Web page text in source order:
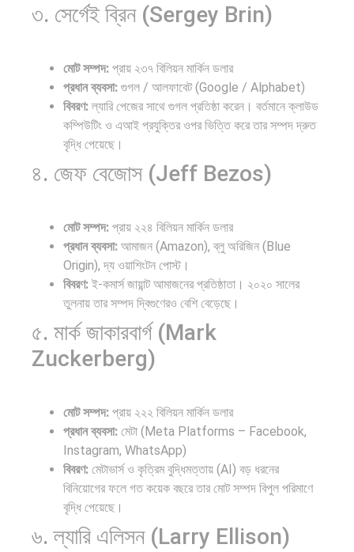
৩. সের্গেই ব্রিন (Sergey Brin)
মোট সম্পদ: প্রায় ২৩৭ বিলিয়ন মার্কিন ডলার
প্রধান ব্যবসা: গুগল / আলফাবেট (Google / Alphabet)
বিবরণ: ল্যারি পেজের সাথে গুগল প্রতিষ্ঠা করেন। বর্তমানে ক্লাউড
কম্পিউটিং ও এআই প্রযুক্তির ওপর ভিত্তি করে তার সম্পদ দ্রুত
বৃদ্ধি পেয়েছে।
৪. জেফ বেজোস (Jeff Bezos)
মোট সম্পদ: প্রায় ২২৪ বিলিয়ন মার্কিন ডলার
প্রধান ব্যবসা: আমাজন (Amazon), ব্লু অরিজিন (Blue
Origin), দ্য ওয়াশিংটন পোস্ট।
বিবরণ: ই-কমার্স জায়ান্ট আমাজনের প্রতিষ্ঠাতা। ২০২০ সালের
তুলনায় তার সম্পদ দ্বিগুণেরও বেশি বেড়েছে।
৫. মার্ক জাকারবার্গ (Mark
Zuckerberg)
মোট সম্পদ: প্রায় ২২২ বিলিয়ন মার্কিন ডলার
প্রধান ব্যবসা: মেটা (Meta Platforms – Facebook,
Instagram, WhatsApp)
বিবরণ: মেটাভার্স ও কৃত্রিম বুদ্ধিমত্তায় (AI) বড় ধরনের
বিনিয়োগের ফলে গত কয়েক বছরে তার মোট সম্পদ বিপুল পরিমাণে
বৃদ্ধি পেয়েছে।
৬. ল্যারি এলিসন (Larry Ellison)